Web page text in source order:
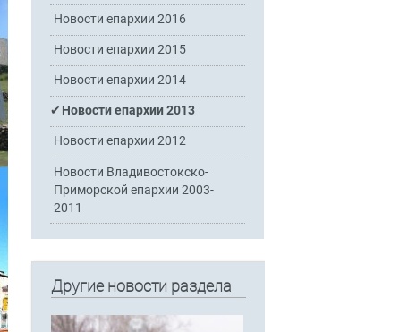
Новости епархии 2016
Новости епархии 2015
Новости епархии 2014
Новости епархии 2013
Новости епархии 2012
Новости Владивостокско-
Приморской епархии 2003-
2011
Другие новости раздела